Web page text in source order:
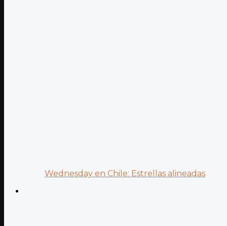
Wednesday en Chile: Estrellas alineadas